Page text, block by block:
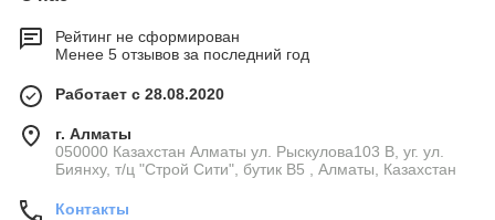
Рейтинг не сформирован
Менее 5 отзывов за последний год
Работает с 28.08.2020
г. Алматы
050000 Казахстан Алматы ул. Рыскулова103 В, уг. ул.
Биянху, т/ц "Строй Сити", бутик В5 , Алматы, Казахстан
Контакты